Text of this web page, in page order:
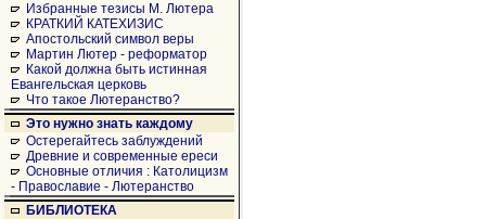
Избранные тезисы М. Лютера
КРАТКИЙ КАТЕХИЗИС
Апостольский символ веры
Мартин Лютер - реформатор
Какой должна быть истинная
Евангельская церковь
Что такое Лютеранство?
Это нужно знать каждому
Остерегайтесь заблуждений
Древние и современные ереси
Основные отличия : Католицизм
- Православие - Лютеранство
БИБЛИОТЕКА